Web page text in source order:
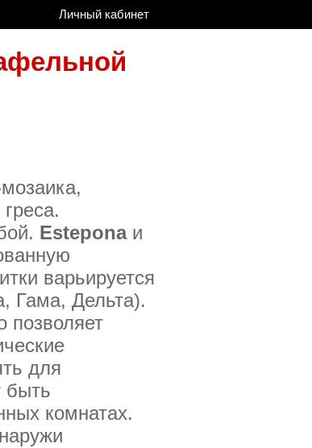
Личный кабинет
Esteponaи
варьируется
Гама, Дельта).
позволяет
для
быть
комнатах.